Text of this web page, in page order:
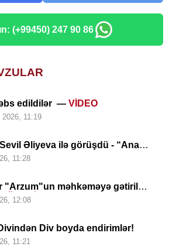
(+99450) 247 90 86
edildilər — VİDEO
11:19
Sevil Əliyeva ilə görüşdü - “Ana”
oxudu+
11:28
"Arzum"un məhkəməyə gətirilmə
12:08
Div boyda endirimlər!
11:21